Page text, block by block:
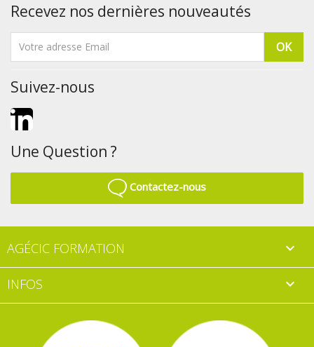
Recevez nos dernières nouveautés
Suivez-nous
Une Question ?
Contactez-nous
AGÉCIC FORMATION 
INFOS 